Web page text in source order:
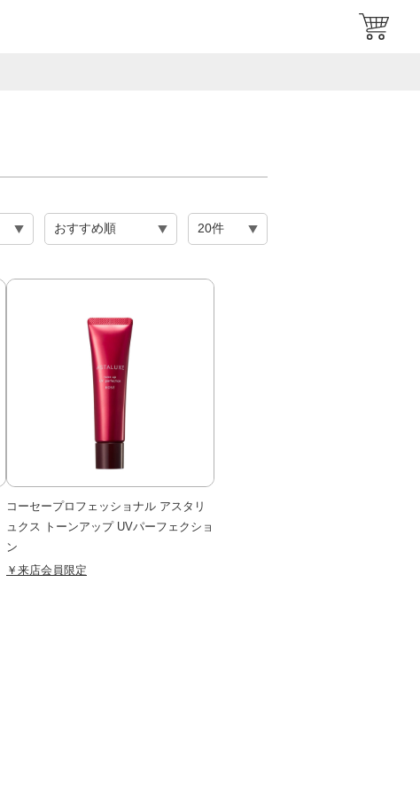
コーセープロフェッショナル アスタリ
ュクス トーンアップ UVパーフェクショ
ン
￥来店会員限定